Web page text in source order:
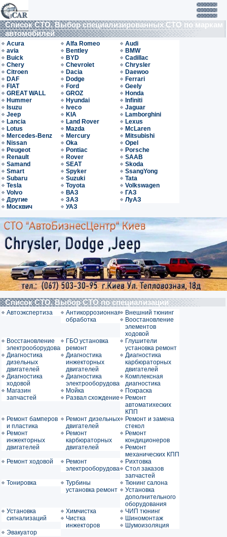
Список СТО. Выбор специализированных СТО по маркам
автомобилей
Acura Alfa Romeo
Audi
avia
Bentley
BMW
Buick
BYD
Cadillac
Chery
Chevrolet
Chrysler
Citroen
Dacia
Daewoo
DAF
Dodge
Ferrari
FIAT
Ford
Geely
GREAT WALL
GROZ
Honda
Hummer
Hyundai
Infiniti
Isuzu
Iveco
Jaguar
Jeep
KIA
Lamborghini
Lancia
Land Rover
Lexus
Lotus
Mazda
McLaren
Mercedes-Benz
Mercury
Mitsubishi
Nissan
Oka
Opel
Peugeot
Pontiac
Porsche
Renault
Rover
SAAB
Samand
SEAT
Skoda
Smart
Spyker
SsangYong
Subaru
Suzuki
Tata
Tesla
Toyota
Volkswagen
Volvo
ВАЗ
ГАЗ
Другие
ЗАЗ
ЛуАЗ
Москвич
УАЗ
Список СТО. Выбор СТО по специализации
Автоэкспертиза
Антикоррозионная
обработка
Внешний тюнинг
Воостановление
элементов
ходовой
Восстановление
электрооборудования
ГБО установка
ремонт
Глушители
установка ремонт
Диагностика
дизельных
двигателей
Диагностика
инжекторных
двигателей
Диагностика
карбюраторных
двигателей
Диагностика
ходовой
Диагностика
электрооборудования
Комплексная
диагностика
Магазин
запчастей
Мойка
Покраска
Развал схождение
Ремонт
автоматихеских
КПП
Ремонт бамперов
и пластика
Ремонт дизельных
двигателей
Ремонт и замена
стекол
Ремонт
инжекторных
двигателей
Ремонт
карбюраторных
двигателей
Ремонт
кондиционеров
Ремонт
механических КПП
Ремонт ходовой
Ремонт
электрооборудования
Рихтовка
Стол заказов
запчастей
Тонировка
Турбины
установка ремонт
Тюнинг салона
Установка
дополнительного
оборудования
Установка
сигнализаций
Химчистка
ЧИП тюнинг
Чистка
инжекторов
Шиномонтаж
Шумоизоляция
Эвакуатор